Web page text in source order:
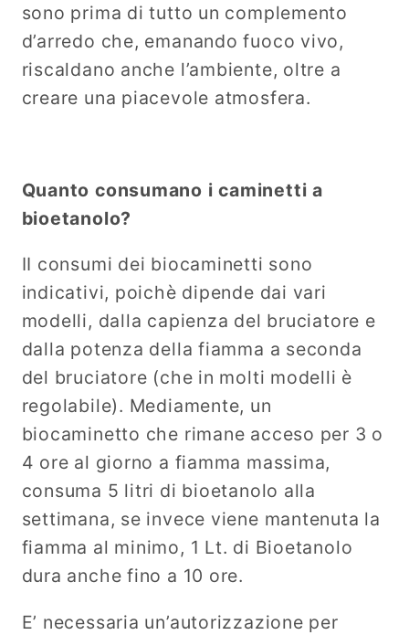
sono prima di tutto un complemento
d’arredo che, emanando fuoco vivo,
riscaldano anche l’ambiente, oltre a
creare una piacevole atmosfera.
Quanto consumano i caminetti a
bioetanolo?
II consumi dei biocaminetti sono
indicativi, poichè dipende dai vari
modelli, dalla capienza del bruciatore e
dalla potenza della fiamma a seconda
del bruciatore (che in molti modelli è
regolabile). Mediamente, un
biocaminetto che rimane acceso per 3 o
4 ore al giorno a fiamma massima,
consuma 5 litri di bioetanolo alla
settimana, se invece viene mantenuta la
fiamma al minimo, 1 Lt. di Bioetanolo
dura anche fino a 10 ore.
E’ necessaria un’autorizzazione per